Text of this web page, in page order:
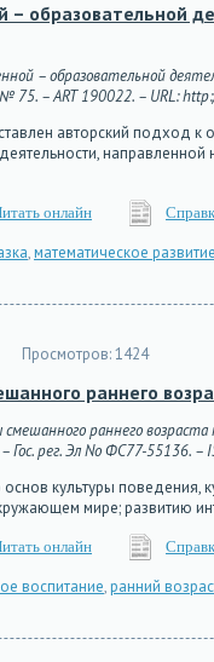
образовательной
– образовательной
75. – ART 190022. – URL:
авторский подход к
онлайн
,математическое
Просмотров:1424
раннего
раннего
рег. Эл No ФС77-55136. –
культуры
мире; развитию
онлайн
воспитание,ранний